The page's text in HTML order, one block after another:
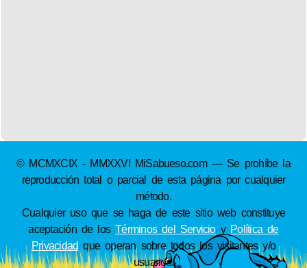
© MCMXCIX - MMXXVI MiSabueso.com — Se prohíbe la
reproducción total o parcial de esta página por cualquier
método.
Cualquier uso que se haga de este sitio web constituye
aceptación de losTérminos del Servicioy Política de
Privacidad que operan sobre todos los visitantes y/o
usuarios.